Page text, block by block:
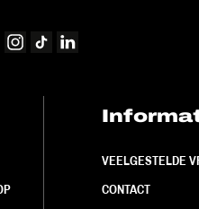
VEELGESTELDE
CONTACT